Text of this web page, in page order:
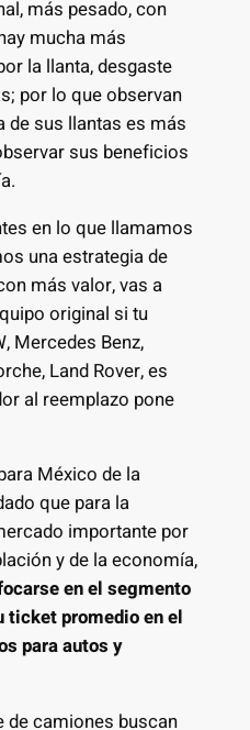
más pesado, con
mucha más
la llanta, desgaste
por lo que observan
de sus llantas es más
sus beneficios
en lo que llamamos
una estrategia de
más valor, vas a
original si tu
Mercedes Benz,
Land Rover, es
al reemplazo pone
México de la
que para la
importante por
y de la economía,
en el segmento
ticket promedio en el
para autos y
de camiones buscan